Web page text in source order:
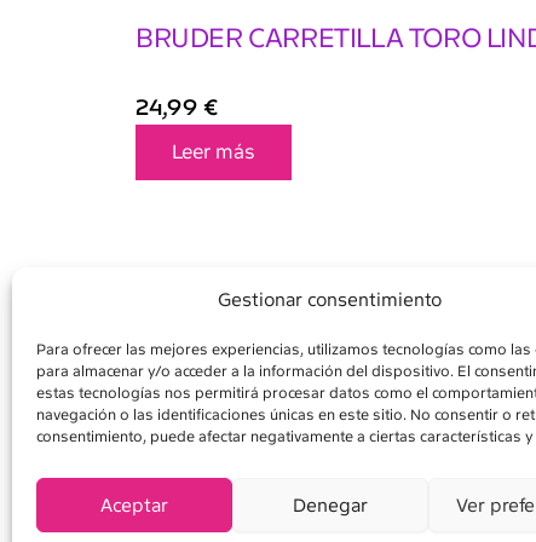
Gestionar consentimiento
Para ofrecer las mejores experiencias, utilizamos tecnologías como las
para almacenar y/o acceder a la información del dispositivo. El
estas tecnologías nos permitirá procesar datos como el
navegación o las identificaciones únicas en este sitio. No consentir o
consentimiento, puede afectar negativamente a ciertas características y
Aceptar Denegar Ver
BRUDER CARRETILLA TORO
24,99 €
Leer más
AVISO LEGAL